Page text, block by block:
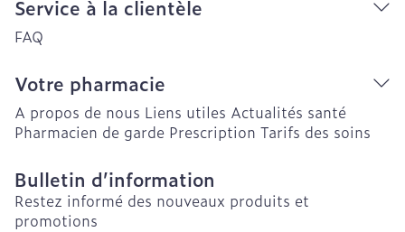
Service à la clientèle
FAQ
Votre pharmacie
A propos de nous Liens utiles Actualités santé
Pharmacien de garde Prescription Tarifs des soins
Bulletin d’information
Restez informé des nouveaux produits et
promotions